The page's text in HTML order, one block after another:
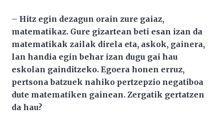
– Hitz egin dezagun orain zure gaiaz,
matematikaz. Gure gizartean beti esan izan da
matematikak zailak direla eta, askok, gainera,
lan handia egin behar izan dugu gai hau
eskolan gainditzeko. Egoera honen erruz,
pertsona batzuek nahiko pertzepzio negatiboa
dute matematiken gainean. Zergatik gertatzen
da hau?